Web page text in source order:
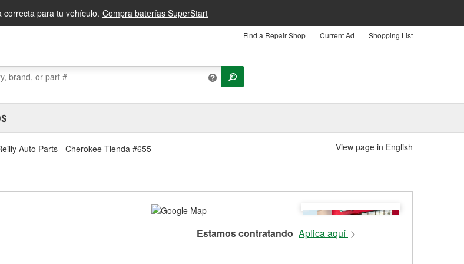
correcta para tu vehículo. Compra baterías SuperStart
Find a Repair Shop Current Ad Shopping List
Auto Parts - Cherokee Tienda #655 View page in English
Estamos contratando Aplica aquí